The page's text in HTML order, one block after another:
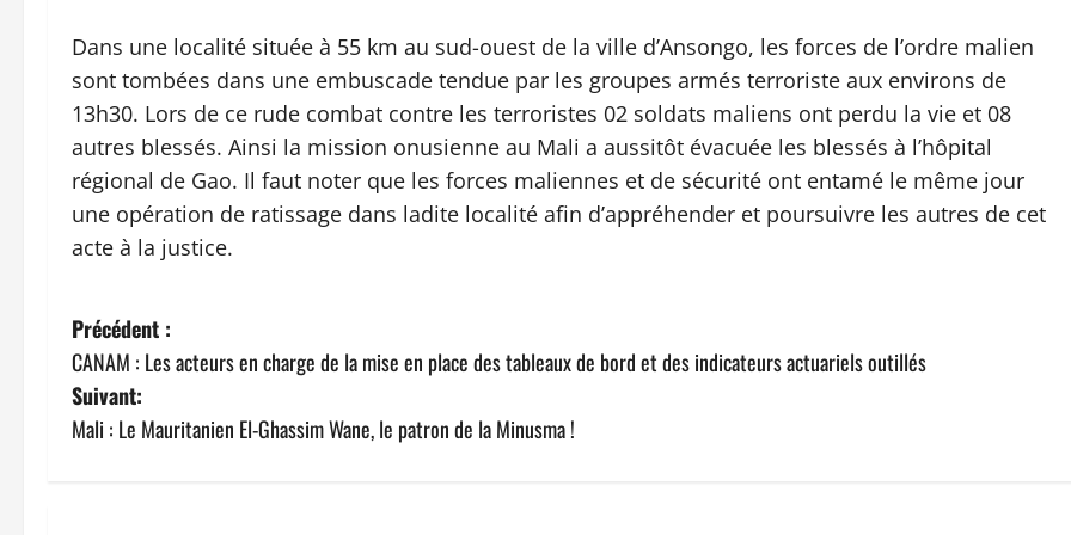
Dans une localité située à 55 km au sud-ouest de la ville d’Ansongo, les forces de l’ordre malien
sont tombées dans une embuscade tendue par les groupes armés terroriste aux environs de
13h30. Lors de ce rude combat contre les terroristes 02 soldats maliens ont perdu la vie et 08
autres blessés. Ainsi la mission onusienne au Mali a aussitôt évacuée les blessés à l’hôpital
régional de Gao. Il faut noter que les forces maliennes et de sécurité ont entamé le même jour
une opération de ratissage dans ladite localité afin d’appréhender et poursuivre les autres de cet
acte à la justice.
N
a
v
Précédent :
CANAM : Les acteurs en charge de la mise en place des tableaux de bord et des indicateurs actuariels outillés
Suivant:
Mali : Le Mauritanien El-Ghassim Wane, le patron de la Minusma !